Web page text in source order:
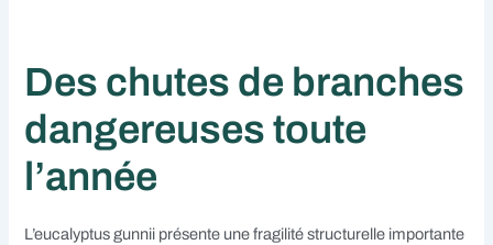
Des chutes de branches
dangereuses toute
l’année
L’eucalyptus gunnii présente une fragilité structurelle importante